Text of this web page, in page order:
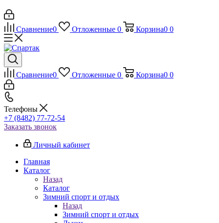
Сравнение0 Отложенные 0 Корзина0 0
Сравнение0 Отложенные 0 Корзина0 0
Телефоны
+7 (8482) 77-72-54
Заказать звонок
Личный кабинет
Главная
Каталог
Назад
Каталог
Зимний спорт и отдых
Назад
Зимний спорт и отдых